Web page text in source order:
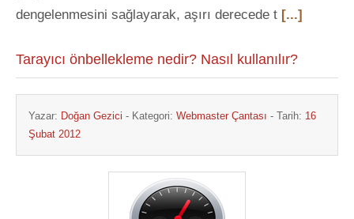
dengelenmesini sağlayarak, aşırı derecede t [...]
Tarayıcı önbellekleme nedir? Nasıl kullanılır?
Yazar: Doğan Gezici - Kategori: Webmaster Çantası - Tarih: 16
Şubat 2012